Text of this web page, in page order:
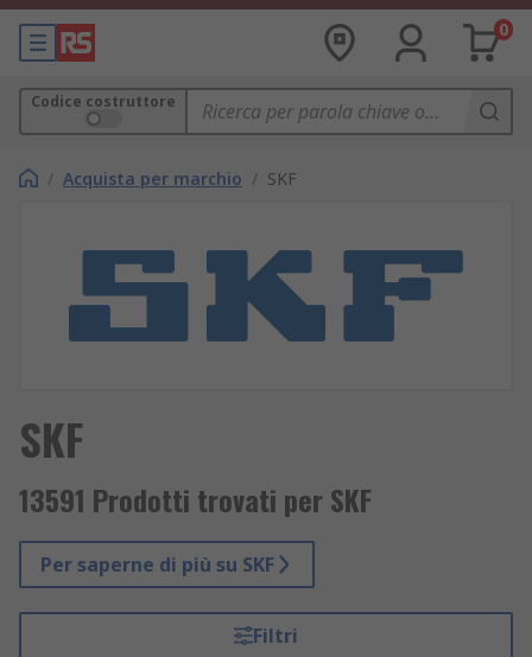
0
Codice costruttore
/ Acquista per marchio / SKF
SKF
13591 Prodotti trovati per SKF
Per saperne di più su SKF
Filtri